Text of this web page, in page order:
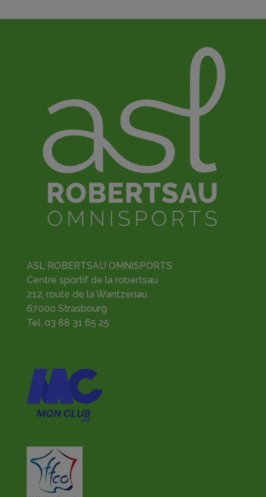
ASL ROBERTSAU OMNISPORTS
Centre sportif de la robertsau
212, route de la Wantzenau
67000 Strasbourg
Tel. 03 88 31 65 25